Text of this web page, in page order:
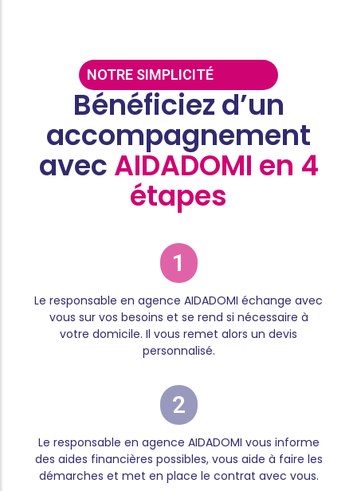
NOTRE SIMPLICITÉ
Bénéficiez d’un
accompagnement
avec AIDADOMI en 4
étapes
1
Le responsable en agence AIDADOMI échange avec
vous sur vos besoins et se rend si nécessaire à
votre domicile. Il vous remet alors un devis
personnalisé.
2
Le responsable en agence AIDADOMI vous informe
des aides financières possibles, vous aide à faire les
démarches et met en place le contrat avec vous.